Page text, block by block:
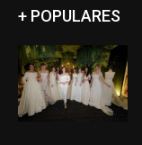
+ POPULARES